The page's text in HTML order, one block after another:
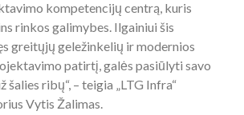
kompetencijų centrą, kuris
rinkos galimybes. Ilgainiui šis
greitųjų geležinkelių ir modernios
patirtį, galės pasiūlyti savo
šalies ribų“, – teigia „LTG Infra“
Vytis Žalimas.